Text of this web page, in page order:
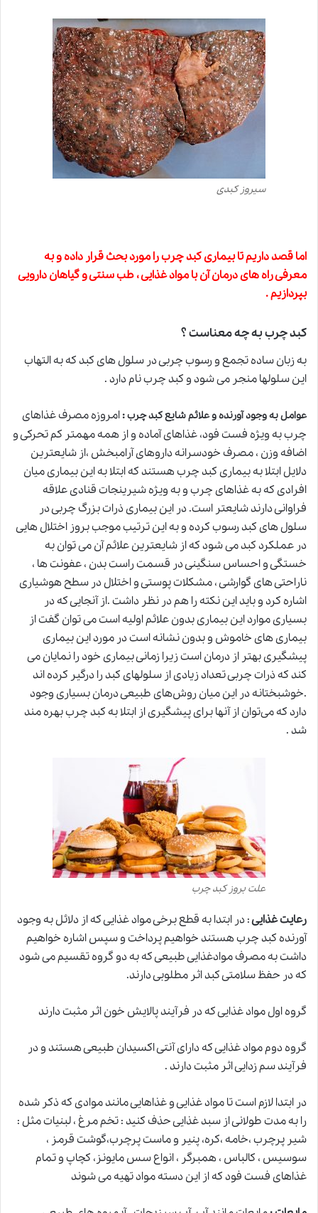
سیروز کبدی
اما قصد داریم تا بیماری کبد چرب را مورد بحث قرار داده و به
معرفی راه های درمان آن با مواد غذایی ،طب سنتیو گیاهان دارویی
بپردازیم .
کبد چرب به چه معناست ؟
به زبان ساده تجمع و رسوب چربی در سلول های کبد که به التهاب
این سلولها منجر می شود و کبد چرب نام دارد .
عوامل به وجود آورنده و علائم شایع کبد چرب:امروزه مصرف غذاهای
چرب به ویژه فست فود، غذاهای آماده و از همه مهمتر کم تحرکی و
اضافه وزن ، مصرف خودسرانه داروهای آرامبخش ،از شایعترین
دلایل ابتلا به بیماری کبد چرب هستند که ابتلا به این بیماری میان
افرادی که به غذاهای چرب و به ویژه شیرینجات قنادی علاقه
فراوانی دارند شایعتر است. در این بیماری ذرات بزرگ چربی در
سلول های کبد رسوب کرده و به این ترتیب موجب بروز اختلال هایی
در عملکردکبدمی شود که از شایعترین علائم آن می توان به
خستگی و احساس سنگینی در قسمت راست بدن ، عفونت ها ،‌
ناراحتی های گوارشی ، مشکلات پوستی و اختلال در سطح هوشیاری
اشاره کرد و باید این نکته را هم در نظر داشت .از آنجایی که در
بسیاری موارد این بیماری بدون علائم اولیه است می توان گفت از
بیماری های خاموش و بدون نشانه است در مورد این بیماری
پیشگیری بهتر از درمان است زیرا زمانی بیماری خود را نمایان می
کند که ذرات چربی تعداد زیادی از سلولهای کبد را درگیر کرده اند
.خوشبختانه در این میان روش‌های طبیعی درمان بسیاری وجود
دارد که می‌توان از آنها برای پیشگیری از ابتلا به کبد چرب بهره مند
شد .
علت بروز کبد چرب
رعایت غذایی: در ابتدا به قطع برخی مواد غذایی که از دلائل به وجود
آورنده کبد چرب هستند خواهیم پرداخت و سپس اشاره خواهیم
داشت به مصرف موادغذایی طبیعی که به دو گروه تقسیم می شود
که در حفظ سلامتی کبد اثر مطلوبی دارند.
گروه اول مواد غذایی که در فرآیند پالایش خون اثر مثبت دارند
گروه دوم مواد غذایی که دارای آنتی اکسیدان طبیعی هستند و در
فرآیند سم زدایی اثر مثبت دارند .
در ابتدا لازم است تا مواد غذایی و غذاهایی مانند موادی که ذکر شده
را به مدت طولانی از سبد غذایی حذف کنید : تخم مرغ ، لبنیات مثل :
شیر پرچرب ،خامه ،کره، پنیر و ماست پرچرب،گوشت قرمز ،
سوسیس ، کالباس ، همبرگر ، انواع سس مایونز، کچاپ و تمام
غذاهای فست فود که از این دسته مواد تهیه می شوند